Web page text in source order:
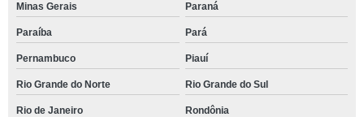
Minas Gerais Paraná
Paraíba Pará
Pernambuco Piauí
Rio Grande do Norte Rio Grande do Sul
Rio de Janeiro Rondônia